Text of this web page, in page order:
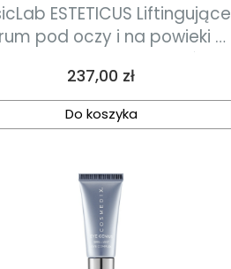
ESTETICUS Liftingujące
pod oczy i na powieki z
kompleksem peptydów i
ceramidami 30ml
Cena
237,00 zł
Do koszyka